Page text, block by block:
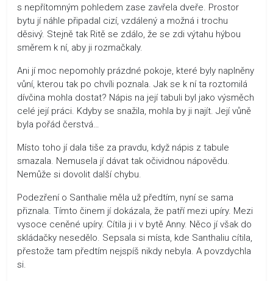
s nepřítomným pohledem zase zavřela dveře. Prostor
bytu jí náhle připadal cizí, vzdálený a možná i trochu
děsivý. Stejně tak Ritě se zdálo, že se zdi výtahu hýbou
směrem k ní, aby ji rozmačkaly.
Ani jí moc nepomohly prázdné pokoje, které byly naplněny
vůní, kterou tak po chvíli poznala. Jak se k ní ta roztomilá
dívčina mohla dostat? Nápis na její tabuli byl jako výsměch
celé její práci. Kdyby se snažila, mohla by ji najít. Její vůně
byla pořád čerstvá…
Místo toho jí dala tiše za pravdu, když nápis z tabule
smazala. Nemusela jí dávat tak očividnou nápovědu.
Nemůže si dovolit další chybu.
Podezření o Santhalie měla už předtím, nyní se sama
přiznala. Tímto činem jí dokázala, že patří mezi upíry. Mezi
vysoce ceněné upíry. Cítila ji i v bytě Anny. Něco jí však do
skládačky nesedělo. Sepsala si místa, kde Santhaliu cítila,
přestože tam předtím nejspíš nikdy nebyla. A povzdychla
si.